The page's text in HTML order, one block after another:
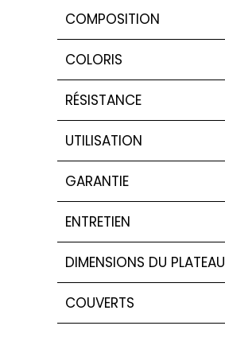
COMPOSITION
COLORIS
RÉSISTANCE
UTILISATION
GARANTIE
ENTRETIEN
DIMENSIONS DU PLATEAU
COUVERTS